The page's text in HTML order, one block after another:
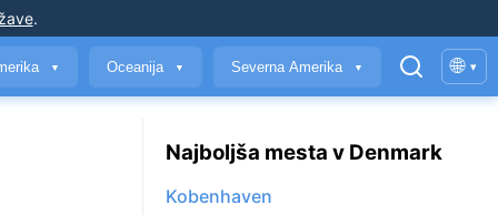
.
▼ Oceanija ▼ Severna Amerika ▼ 🌐 ▾
Najboljša mesta v Denmark
Kobenhaven